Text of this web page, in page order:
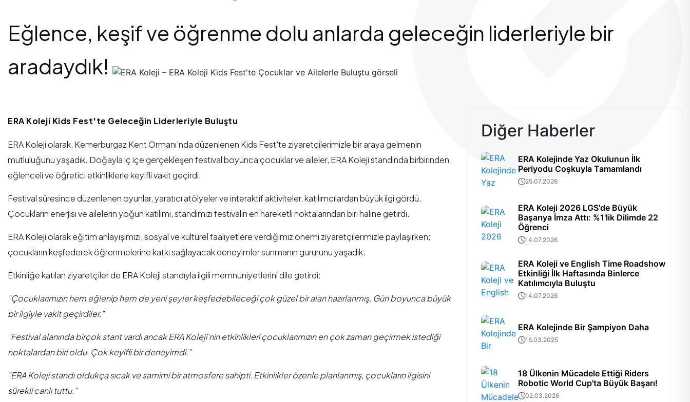
Eğlence, keşif ve öğrenme dolu anlarda geleceğin liderleriyle bir
aradaydık!
ERA Koleji Kids Fest'te Geleceğin Liderleriyle Buluştu
ERA Koleji olarak, Kemerburgaz Kent Ormanı'nda düzenlenen Kids Fest'te ziyaretçilerimizle bir araya gelmenin
mutluluğunu yaşadık. Doğayla iç içe gerçekleşen festival boyunca çocuklar ve aileler, ERA Koleji standında birbirinden
eğlenceli ve öğretici etkinliklerle keyifli vakit geçirdi.
Festival süresince düzenlenen oyunlar, yaratıcı atölyeler ve interaktif aktiviteler, katılımcılardan büyük ilgi gördü.
Çocukların enerjisi ve ailelerin yoğun katılımı, standımızı festivalin en hareketli noktalarından biri haline getirdi.
ERA Koleji olarak eğitim anlayışımızı, sosyal ve kültürel faaliyetlere verdiğimiz önemi ziyaretçilerimizle paylaşırken;
çocukların keşfederek öğrenmelerine katkı sağlayacak deneyimler sunmanın gururunu yaşadık.
Etkinliğe katılan ziyaretçiler de ERA Koleji standıyla ilgili memnuniyetlerini dile getirdi:
"Çocuklarımızın hem eğlenip hem de yeni şeyler keşfedebileceği çok güzel bir alan hazırlanmış. Gün boyunca büyük
bir ilgiyle vakit geçirdiler."
"Festival alanında birçok stant vardı ancak ERA Koleji'nin etkinlikleri çocuklarımızın en çok zaman geçirmek istediği
noktalardan biri oldu. Çok keyifli bir deneyimdi."
"ERA Koleji standı oldukça sıcak ve samimi bir atmosfere sahipti. Etkinlikler özenle planlanmış, çocukların ilgisini
sürekli canlı tuttu."
Diğer Haberler
ERA Kolejinde Yaz Okulunun İlk
Periyodu Coşkuyla Tamamlandı
25.07.2026
ERA Koleji 2026 LGS'de Büyük
Başarıya İmza Attı: %1'lik Dilimde 22
Öğrenci
14.07.2026
ERA Koleji ve English Time Roadshow
Etkinliği İlk Haftasında Binlerce
Katılımcıyla Buluştu
14.07.2026
ERA Kolejinde Bir Şampiyon Daha
16.03.2025
18 Ülkenin Mücadele Ettiği Riders
Robotic World Cup'ta Büyük Başarı!
02.03.2026